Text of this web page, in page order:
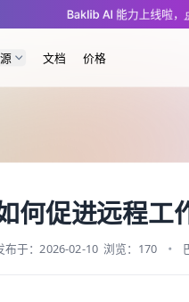
facilitate-knowledge-
Baklib AI 能力上线啦，
文档 价格
何促进远程工
布于：2026-02-10 浏览：170